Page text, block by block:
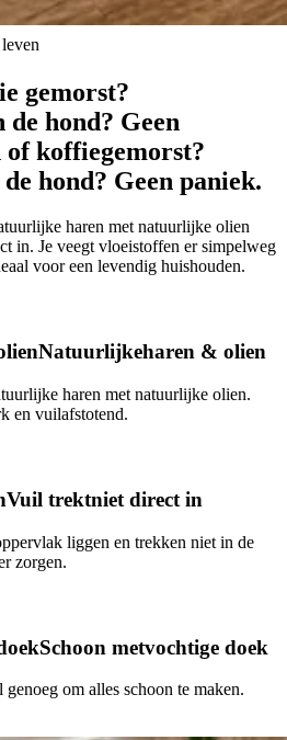
gemorst?
hond? Geen
of koffiegemorst?
hond? Geen paniek.
haren met natuurlijke olien
in. Je veegt vloeistoffen er simpelweg
voor een levendig huishouden.
Natuurlijkeharen & olien
haren met natuurlijke olien.
en vuilafstotend.
Vuil trektniet direct in
liggen en trekken niet in de
zorgen.
Schoon metvochtige doek
om alles schoon te maken.